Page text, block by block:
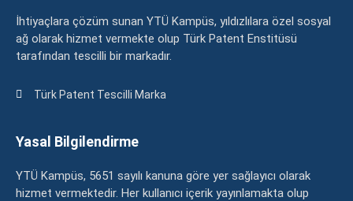
İhtiyaçlara çözüm sunan YTÜ Kampüs, yıldızlılara özel sosyal
ağ olarak hizmet vermekte olup Türk Patent Enstitüsü
tarafından tescilli bir markadır.
Türk Patent Tescilli Marka
Yasal Bilgilendirme
YTÜ Kampüs, 5651 sayılı kanuna göre yer sağlayıcı olarak
hizmet vermektedir. Her kullanıcı içerik yayınlamakta olup